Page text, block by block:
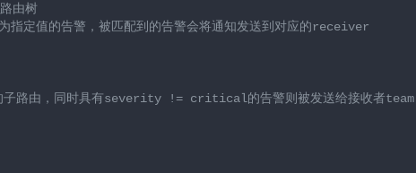
由树
值的告警，被匹配到的告警会将通知发送到对应的receiver
子路由，同时具有severity != critical的告警则被发送给接收者